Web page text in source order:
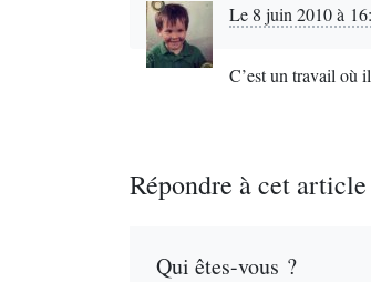
Le 8 juin 2010 à
C’est un travail où
Répondre à cet article
Qui êtes-vous ?